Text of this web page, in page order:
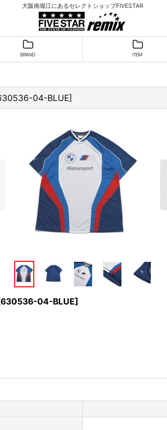
大阪南堀江にあるセレクトショップFIVESTAR
BRAND ITEM
04-BLUE]
630536-04-BLUE]